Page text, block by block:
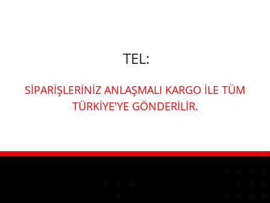
TEL:
SİPARİŞLERİNİZ ANLAŞMALI KARGO İLE TÜM
TÜRKİYE'YE GÖNDERİLİR.